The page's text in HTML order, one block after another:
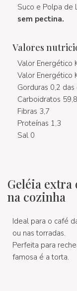
Suco e Polpa de
sem pectina.
Valores
Valor Energético
Valor Energético
Gorduras 0,2
Carboidratos
Fibras 3,7
Proteínas 1,3
Sal 0
Geléia extra
na cozinha
Ideal para o café
ou nas torradas.
Perfeita para
famosa é a torta.